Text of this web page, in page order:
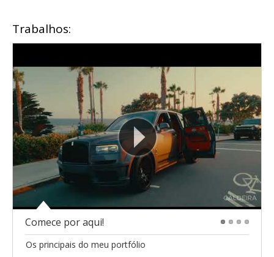
Trabalhos:
Comece por aqui!
Os principais do meu portfólio